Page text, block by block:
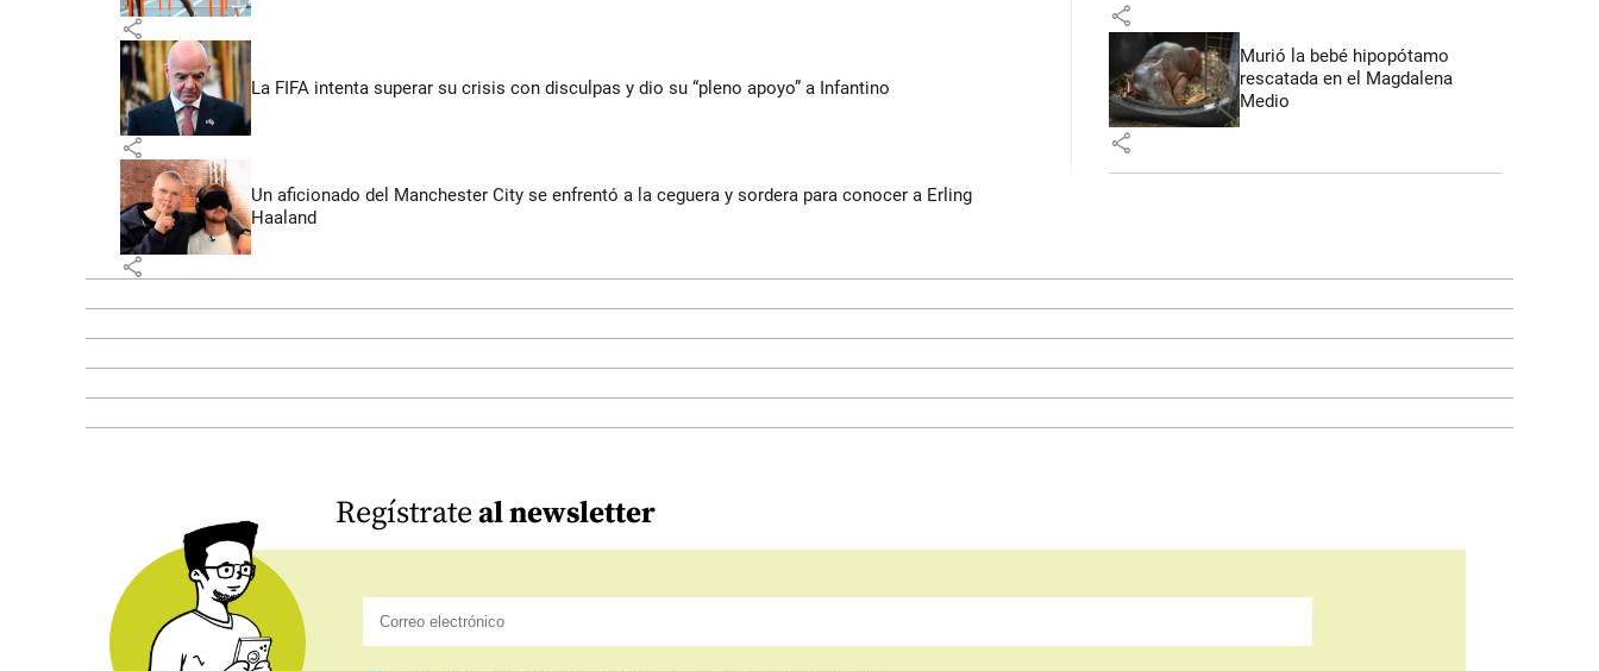
share
La FIFA intenta superar su crisis con disculpas y dio su “pleno apoyo” a Infantino
share
Un aficionado del Manchester City se enfrentó a la ceguera y sordera para conocer a Erling
Haaland
share
share
Murió la bebé hipopótamo
rescatada en el Magdalena
Medio
share
Regístrateal newsletter